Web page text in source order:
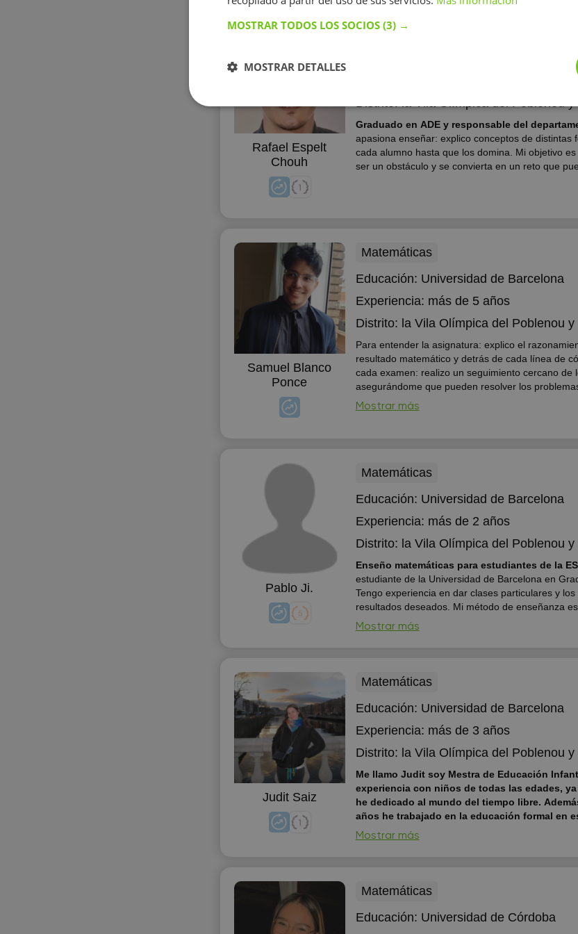
Rafael Espelt
Chouh
Matemáticas
Universitat Oberta de
Distrito: la Vila Olímpica del Poblenouy
Graduado en ADE y responsable del
apasiona enseñar: explico conceptos de distintas
cada alumno hasta que los domina. Mi objetivo
ser un obstáculo y se convierta en un reto que
Samuel Blanco
Ponce
Matemáticas
Educación: Universidad de Barcelona
Experiencia: más de 5 años
Distrito: la Vila Olímpica del Poblenou y
Para entender la asignatura: explico el
resultado matemático y detrás de cada línea de código. Para
cada examen: realizo un seguimiento cercano de
asegurándome que pueden resolver los
rápida y consistente.
Mostrar más
Pablo Ji.
Matemáticas
Educación: Universidad de Barcelona
Experiencia: más de 2 años
Distrito: la Vila Olímpica del Poblenou y
Enseño matemáticas para estudiantes de la
estudiante de la Universidad de Barcelona en
Tengo experiencia en dar clases particulares y
resultados deseados. Mi método de enseñanza
teoría de forma clara y sencilla, luego realizar
ejercicios para que...
Mostrar más
Judit Saiz
Matemáticas
Educación: Universidad de Barcelona
Experiencia: más de 3 años
Distrito: la Vila Olímpica del Poblenou y
Me llamo Judit soy Mestra de Educación
experiencia con niños de todas las edades,
he dedicado al mundo del tiempo libre.
años he trabajado en la educación formal en
con niños de 0-3 años. Actualmente trabajo como maestra de
primaria media jornada.
Mostrar más
Matemáticas
Educación: Universidad de Córdoba
MOSTRAR TODOS LOS SOCIOS (3) →
MOSTRAR DETALLES